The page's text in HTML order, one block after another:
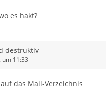
es hakt?
destruktiv
um 11:33
das Mail-Verzeichnis